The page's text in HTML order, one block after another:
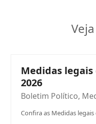
Medidas legais
2026
Boletim Político,
Confira as Medidas